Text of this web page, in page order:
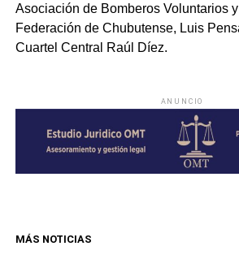
Asociación de Bomberos Voluntarios
Federación de Chubutense, Luis
Cuartel Central Raúl Díez.
ANUNCIO
MÁS NOTICIAS